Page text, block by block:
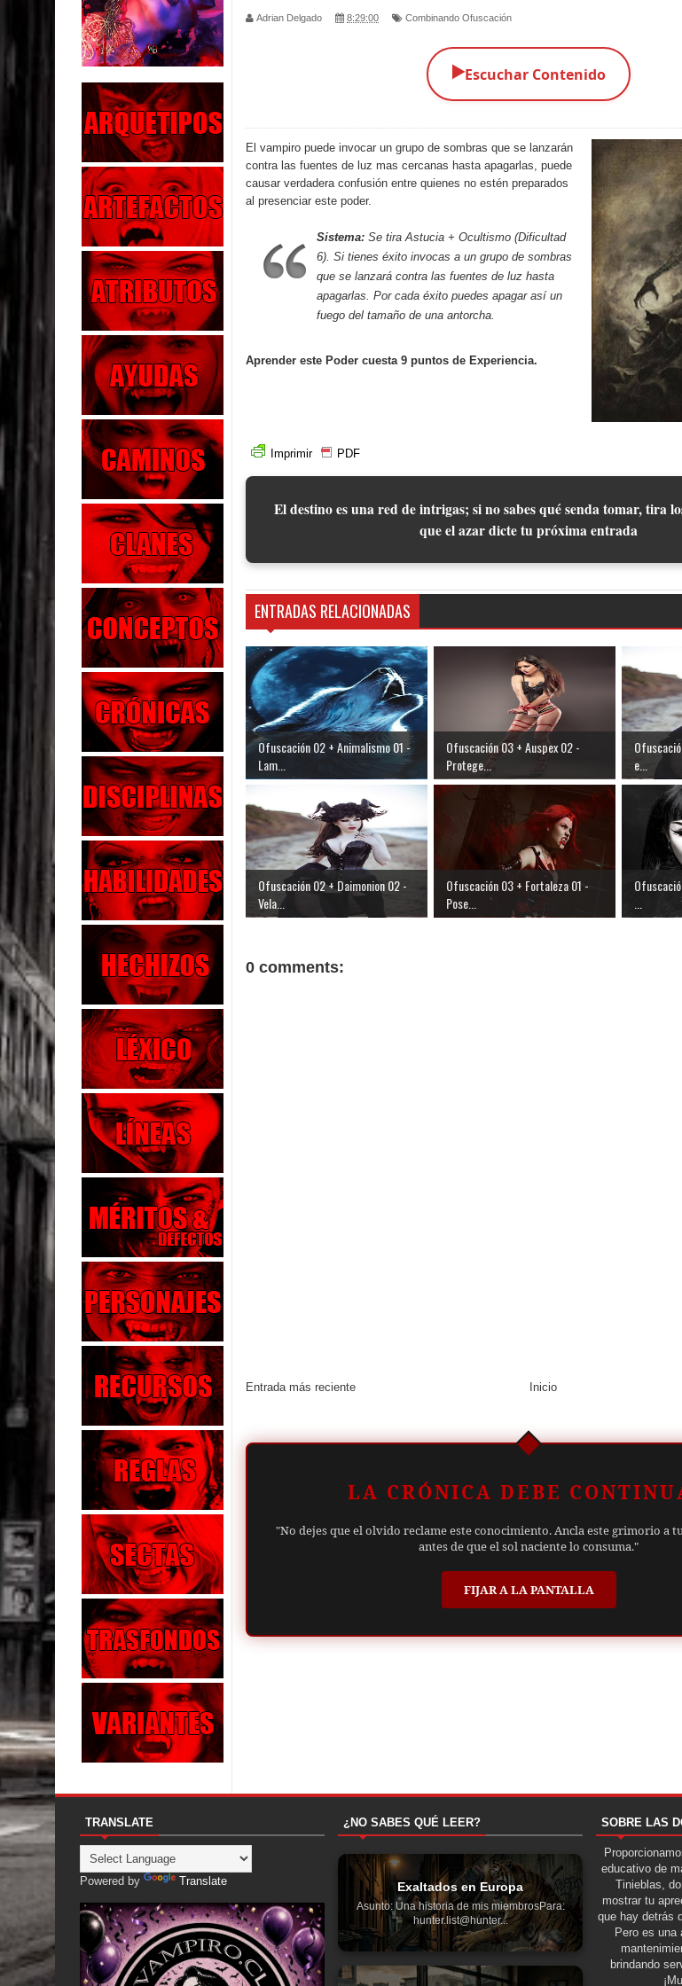
Parte 02: Los Muertos Gobiernan a los Vivos
Parte 01: Escondido a Plena Luz
Parte 02: El Enemigo de mi Enemigo
Parte 06: Coletazos
Parte 05: Los Horrores del Infierno
Parte 04: Oídos Sordos
Parte 03: La Traición
Parte 02: Vuelve el Hijo Prodigo
Parte 03: Reflexiones
Adrian Delgado 8:29:00 Combinando Ofuscación
▶️Escuchar Contenido
El vampiro puede invocar un grupo de sombras que se lanzarán
contra las fuentes de luz mas cercanas hasta apagarlas, puede
causar verdadera confusión entre quienes no estén preparados
al presenciar este poder.
Sistema: Se tira Astucia + Ocultismo (Dificultad
6). Si tienes éxito invocas a un grupo de sombras
que se lanzará contra las fuentes de luz hasta
apagarlas. Por cada éxito puedes apagar así un
fuego del tamaño de una antorcha.
Aprender este Poder cuesta 9 puntos de Experiencia.
Imprimir PDF
El destino es una red de intrigas; si no sabes qué senda tomar, tira
que el azar dicte tu próxima entrada
ENTRADAS RELACIONADAS
Ofuscación 02 + Animalismo 01 -
Lam...
Ofuscación 03 + Auspex 02 -
Protege...
e...
Ofuscación 02 + Daimonion 02 -
Vela...
Ofuscación 03 + Fortaleza 01 -
Pose...
...
0 comments:
Entrada más reciente Inicio
LA CRÓNICA DEBE
"No dejes que el olvido reclame este conocimiento. Ancla este grimorio a
antes de que el sol naciente lo consuma."
FIJAR A LA PANTALLA
TRANSLATE
Powered by Translate
¿NO SABES QUÉ LEER?
Exaltados en Europa
Asunto: Una historia de mis miembrosPara:
hunter.list@hunter...
SOBRE LAS
educativo de
Tinieblas,
mostrar tu
que hay detrás
Pero es una
brindando